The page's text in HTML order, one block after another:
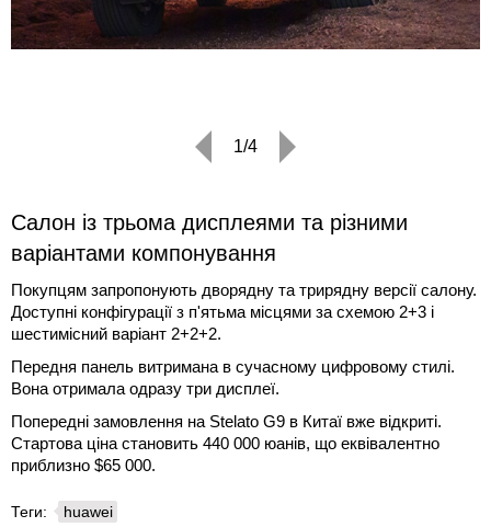
1/4
Салон із трьома дисплеями та різними
варіантами компонування
Покупцям запропонують дворядну та трирядну версії салону.
Доступні конфігурації з п'ятьма місцями за схемою 2+3 і
шестимісний варіант 2+2+2.
Передня панель витримана в сучасному цифровому стилі.
Вона отримала одразу три дисплеї.
Попередні замовлення на Stelato G9 в Китаї вже відкриті.
Стартова ціна становить 440 000 юанів, що еквівалентно
приблизно $65 000.
Теги: huawei